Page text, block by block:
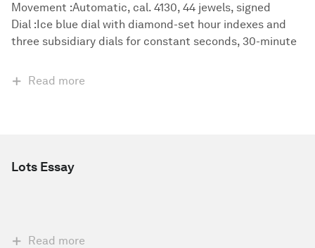
Movement :Automatic, cal. 4130, 44 jewels, signed
Dial :Ice blue dial with diamond-set hour indexes and
three subsidiary dials for constant seconds, 30-minute
Read more
Lots Essay
Read more